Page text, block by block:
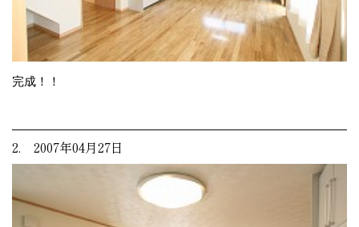
完成！！
2. 2007年04月27日